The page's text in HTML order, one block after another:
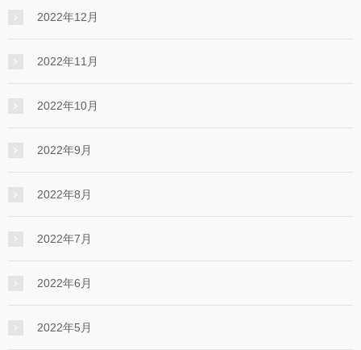
2022年12月
2022年11月
2022年10月
2022年9月
2022年8月
2022年7月
2022年6月
2022年5月